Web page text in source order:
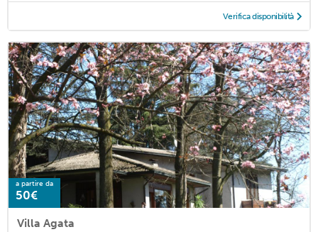
Verifica disponibilità
a partire da
50€
Villa Agata